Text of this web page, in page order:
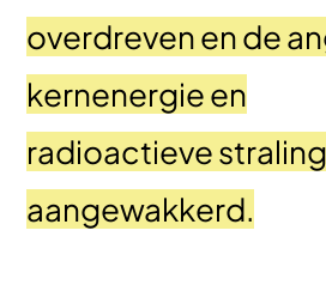
overdreven en de
kernenergie en
radioactieve straling
aangewakkerd.